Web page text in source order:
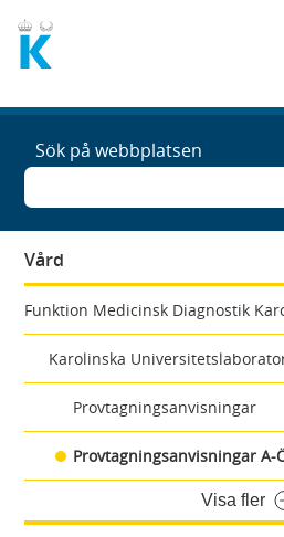
Sök på webbplatsen
Vård
Funktion Medicinsk Diagnostik
Karolinska
Provtagningsanvisningar
Provtagningsanvisningar A-
Visa fler